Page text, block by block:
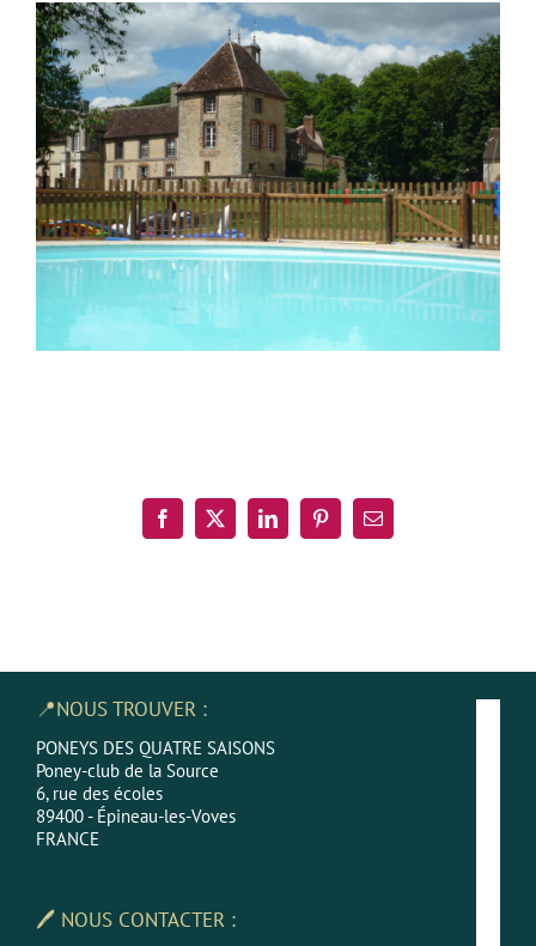
View
Larger
Image
Facebook
X LinkedInPinterestEmail
📍NOUS TROUVER :
PONEYS DES QUATRE SAISONS
Poney-club de la Source
6, rue des écoles
89400 - Épineau-les-Voves
FRANCE
🖊 NOUS CONTACTER :